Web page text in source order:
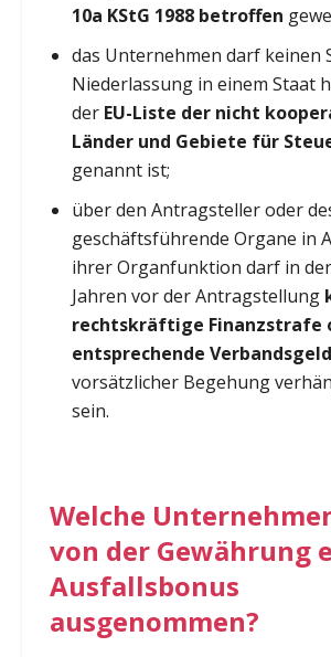
10a KStG 1988 betroffen
das Unternehmen darf keinen
Niederlassung in einem Staat
der EU-Liste der nicht
Länder und Gebiete für
genannt ist;
über den Antragsteller oder
geschäftsführende Organe in
ihrer Organfunktion darf in
Jahren vor der Antragstellung
rechtskräftige Finanzstrafe
entsprechende
vorsätzlicher Begehung
sein.
Welche
von der Gewährung
Ausfallsbonus
ausgenommen?